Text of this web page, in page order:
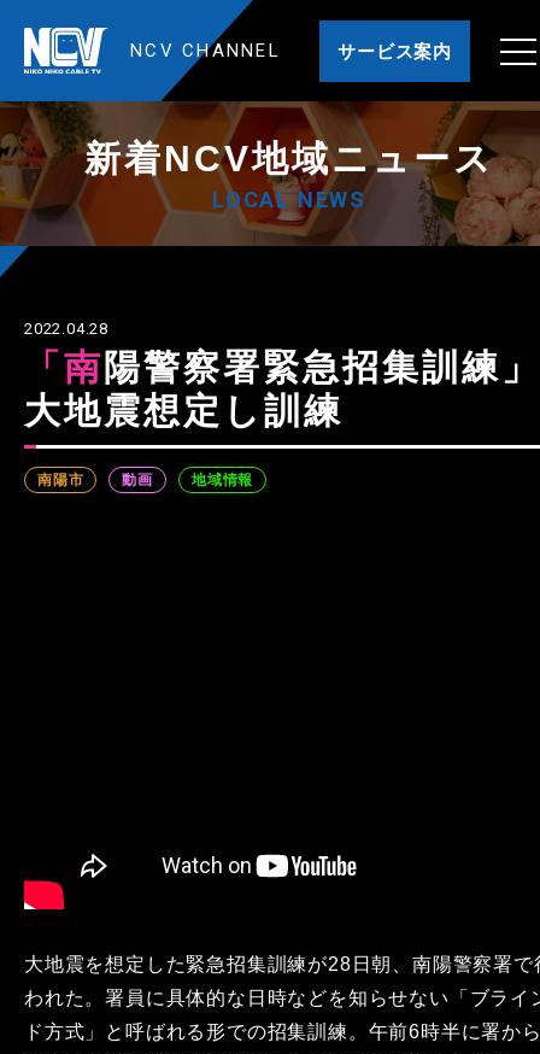
NCV CHANNEL サービス案内
新着NCV地域ニュース
LOCAL NEWS
2022.04.28
「南陽警察署緊急招集訓練」
大地震想定し訓練
南陽市 動画 地域情報
大地震を想定した緊急招集訓練が28日朝、南陽警察署で
われた。署員に具体的な日時などを知らせない「ブライ
ド方式」と呼ばれる形での招集訓練。午前6時半に署か